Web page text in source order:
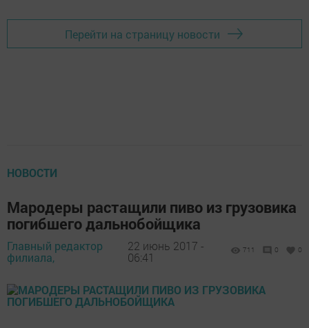
Перейти на страницу новости
НОВОСТИ
Мародеры растащили пиво из грузовика
погибшего дальнобойщика
Главный редактор
филиала,
22 июнь 2017 -
06:41
711 0 0